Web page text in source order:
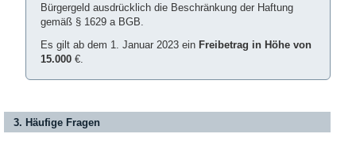
Bürgergeld ausdrücklich die Beschränkung der Haftung
gemäß § 1629 a BGB.
Es gilt ab dem 1. Januar 2023 ein Freibetrag in Höhe von
15.000€.
3. Häufige Fragen